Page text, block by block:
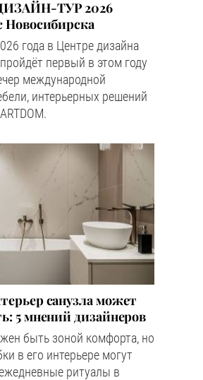
ТУР 2026
Новосибирска
года в Центре дизайна
первый в этом году
международной
интерьерных решений
санузла может
5 мнений дизайнеров
быть зоной комфорта, но
в его интерьере могут
ритуалы в